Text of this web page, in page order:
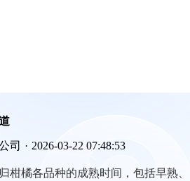
司 · 2026-03-22 07:48:53
柑橘各品种的成熟时间，包括早熟、